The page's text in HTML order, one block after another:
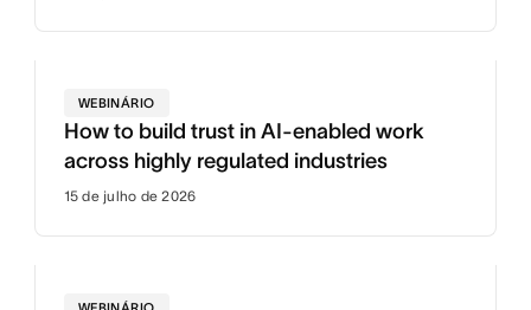
WEBINÁRIO
How to build trust in AI-enabled work
across highly regulated industries
15 de julho de 2026